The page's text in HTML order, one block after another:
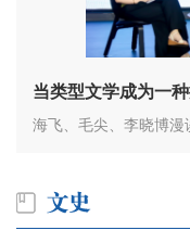
当类型文学成为一
海飞、毛尖、李晓博